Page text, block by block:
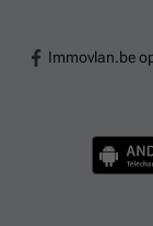
Immovlan.be